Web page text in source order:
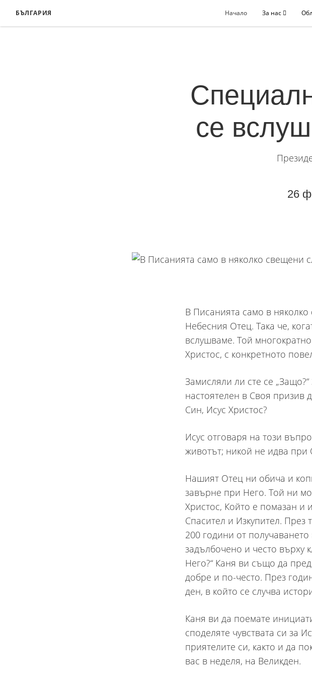
БЪЛГАРИЯ Начало За нас
се
26
В Писанията само в няколко
Небесния Отец. Така че,
вслушваме. Той
Христос, с конкретното
Замисляли ли сте се
настоятелен в Своя призив
Син, Исус Христос?
Исус отговаря на този
животът; никой не идва при
Нашият Отец ни обича и
завърне при Него. Той ни
Христос, Който е помазан и
Спасител и Изкупител. През
200 години от
задълбочено и често върху
Него?“ Каня ви също да
добре и по-често. През
ден, в който се случва
Каня ви да поемате
споделяте чувствата си за
приятелите си, както и да
вас в неделя, на Великден.